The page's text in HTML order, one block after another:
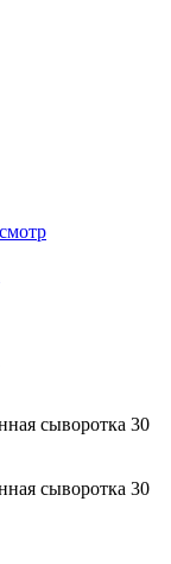
сыворотка 30
сыворотка 30